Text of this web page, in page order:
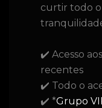
curtir todo
✔️ Acesso
recentes
✔️ Todo o
✔️ *Grupo